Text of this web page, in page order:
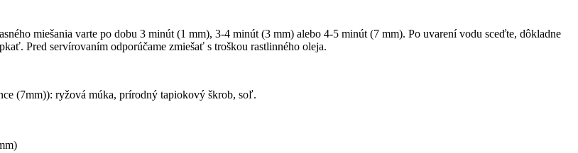
miešania varte po dobu 3 minút (1 mm), 3-4 minút (3 mm) alebo 4-5 minút (7 mm). Po uvarení vodu sceďte, dôkladne
Pred servírovaním odporúčame zmiešať s troškou rastlinného oleja.
(7mm)): ryžová múka, prírodný tapiokový škrob, soľ.